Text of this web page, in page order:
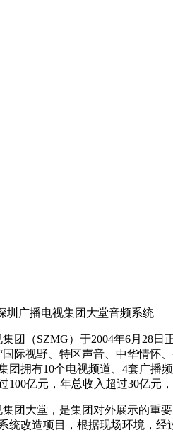
圳广播电视集团大堂音频系统
团（SZMG）于2004年6月28
际视野、特区声音、中华情怀
拥有10个电视频道、4套广播
亿元，年总收入超过30亿元，
团大堂，是集团对外展示的重
改造项目，根据现场环境，经